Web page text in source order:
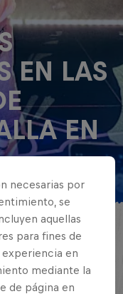
EN LAS
EN
participantes
Batalla
necesarias por
se
aquellas
para fines de
en
mediante la
de página en